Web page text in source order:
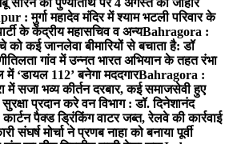
सोरेन की पुण्यतिथि पर 4 अगस्त को जोहार
: मुर्गा महादेव मंदिर में श्याम भटली परिवार के
के केंद्रीय महासचिव व अन्यBahragora :
कई जानलेवा बीमारियों से बचाता है: डॉ
गांव में उन्नत भारत अभियान के तहत रंभा
112’ बनेगा मददगारBahragora :
में सजा भव्य कीर्तन दरबार, कई समाजसेवी हुए
प्रदान करे वन विभाग : डॉ. दिनेशानंद
पैक्ड ड्रिंकिंग वाटर जब्त, रेलवे की कार्रवाई
मोर्चा ने प्रणब नाहा को बनाया पूर्वी